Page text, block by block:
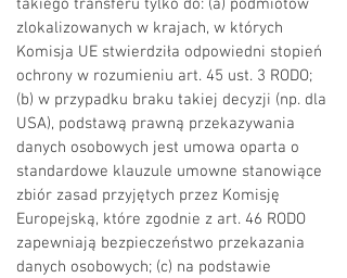
zlokalizowanych w krajach, w których
Komisja UE stwierdziła odpowiedni stopień
ochrony w rozumieniu art. 45 ust. 3 RODO;
(b) w przypadku braku takiej decyzji (np. dla
USA), podstawą prawną przekazywania
danych osobowych jest umowa oparta o
standardowe klauzule umowne stanowiące
zbiór zasad przyjętych przez Komisję
Europejską, które zgodnie z art. 46 RODO
zapewniają bezpieczeństwo przekazania
danych osobowych; (c) na podstawie